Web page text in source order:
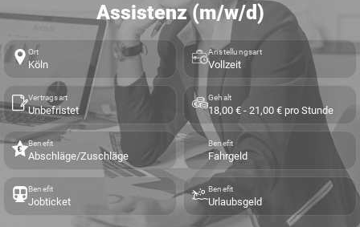
Assistenz (m/w/d)
Ort
Köln
Anstellungsart
Vollzeit
Vertragsart
Unbefristet
Gehalt
18,00 € - 21,00 € pro Stunde
Benefit
Abschläge/Zuschläge
Benefit
Fahrgeld
Benefit
Jobticket
Benefit
Urlaubsgeld